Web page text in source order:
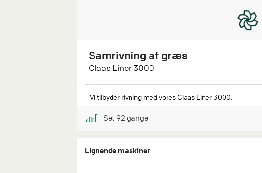
Samrivning af græs
Claas Liner 3000
Vi tilbyder rivning med vores Claas Liner 3000.
Set 92 gange
Lignende maskiner